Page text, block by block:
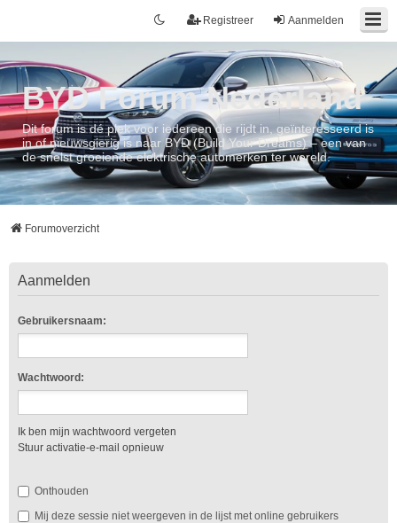
Aanmelden
Registreer
BYD Forum Nederland
Dit forum is dé plek voor iedereen die rijdt in, geïnteresseerd is
in of nieuwsgierig is naar BYD (Build Your Dreams) – een van
de snelst groeiende elektrische automerken ter wereld.
Forumoverzicht
Aanmelden
Gebruikersnaam:
Wachtwoord:
Ik ben mijn wachtwoord vergeten
Stuur activatie-e-mail opnieuw
Onthouden
Mij deze sessie niet weergeven in de lijst met online gebruikers